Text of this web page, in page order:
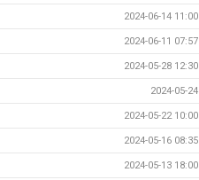
2024-06-14 11:00
2024-06-11 07:57
2024-05-28 12:30
2024-05-24
2024-05-22 10:00
2024-05-16 08:35
2024-05-13 18:00